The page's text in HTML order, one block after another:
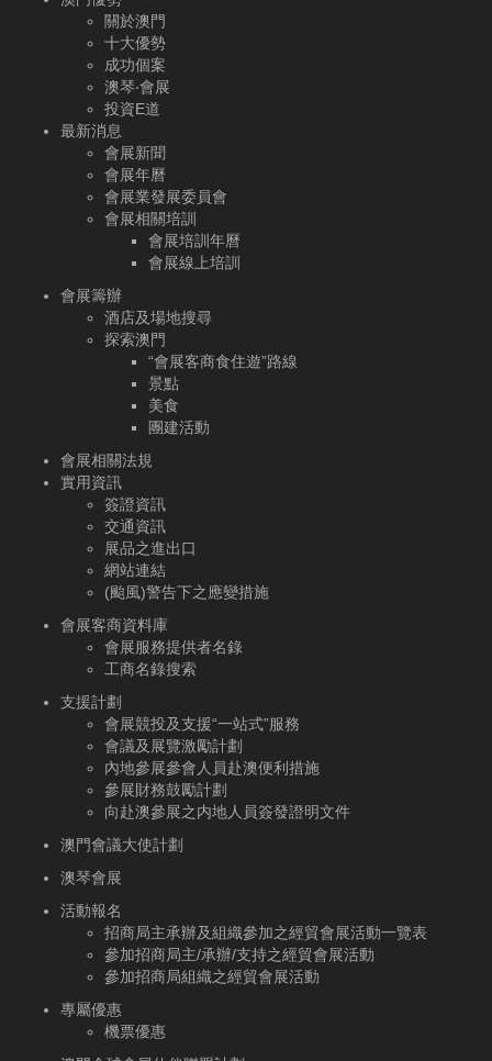
關於澳門
十大優勢
成功個案
澳琴‧會展
投資E道
最新消息
會展新聞
會展年曆
會展業發展委員會
會展相關培訓
會展培訓年曆
會展線上培訓
會展籌辦
酒店及場地搜尋
探索澳門
“會展客商食住遊”路線
景點
美食
團建活動
會展相關法規
實用資訊
簽證資訊
交通資訊
展品之進出口
網站連結
(颱風)警告下之應變措施
會展客商資料庫
會展服務提供者名錄
工商名錄搜索
支援計劃
會展競投及支援“一站式”服務
會議及展覽激勵計劃
內地參展參會人員赴澳便利措施
參展財務鼓勵計劃
向赴澳參展之内地人員簽發證明文件
澳門會議大使計劃
澳琴會展
活動報名
招商局主承辦及組織參加之經貿會展活動一覽表
參加招商局主/承辦/支持之經貿會展活動
參加招商局組織之經貿會展活動
專屬優惠
機票優惠